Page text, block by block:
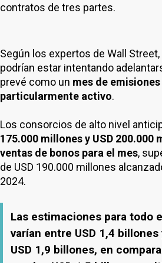
contratos de tres partes.
Según los expertos de Wall
podrían estar intentando
prevé como un mes de emisiones
particularmente activo.
Los consorcios de alto nivel
175.000 millones y USD 200.000
ventas de bonos para el mes,
de USD 190.000 millones
2024.
Las estimaciones para todo
varían entre USD 1,4 billones
USD 1,9 billones, en